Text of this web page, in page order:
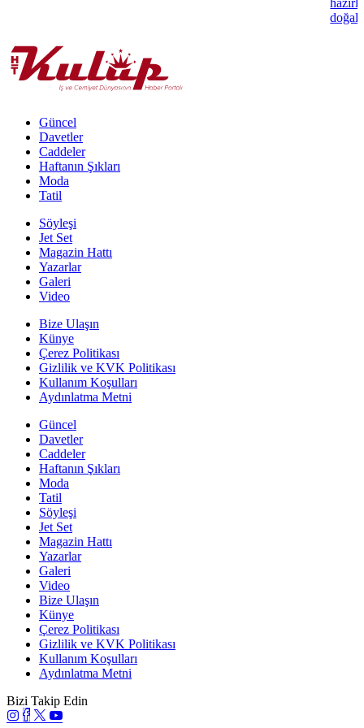
doğal
Güncel
Davetler
Caddeler
Haftanın Şıkları
Moda
Tatil
Söyleşi
Jet Set
Magazin Hattı
Yazarlar
Galeri
Video
Bize Ulaşın
Künye
Çerez Politikası
Gizlilik ve KVK Politikası
Kullanım Koşulları
Aydınlatma Metni
Güncel
Davetler
Caddeler
Haftanın Şıkları
Moda
Tatil
Söyleşi
Jet Set
Magazin Hattı
Yazarlar
Galeri
Video
Bize Ulaşın
Künye
Çerez Politikası
Gizlilik ve KVK Politikası
Kullanım Koşulları
Aydınlatma Metni
Bizi Takip Edin